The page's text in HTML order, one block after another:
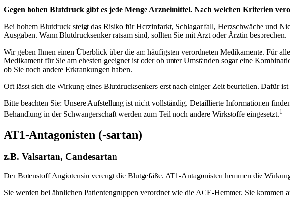
Gegen hohen Blutdruck gibt es jede Menge Arzneimittel. Nach welchen Kriterien
Bei hohem Blutdruck steigt das Risiko für Herzinfarkt, Schlaganfall, Herzschwäche und
Ausgaben. Wann Blutdrucksenker ratsam sind, sollten Sie mit Arzt oder Ärztin besprechen.
Wir geben Ihnen einen Überblick über die am häufigsten verordneten Medikamente. Für
Medikament für Sie am ehesten geeignet ist oder ob unter Umständen sogar eine
ob Sie noch andere Erkrankungen haben.
Oft lässt sich die Wirkung eines Blutdrucksenkers erst nach einiger Zeit beurteilen. Dafür
Bitte beachten Sie: Unsere Aufstellung ist nicht vollständig. Detaillierte Informationen
Behandlung in der Schwangerschaft werden zum Teil noch andere Wirkstoffe eingesetzt.1
AT1-Antagonisten (-sartan)
z.B. Valsartan, Candesartan
Der Botenstoff Angiotensin verengt die Blutgefäße. AT1-Antagonisten hemmen die
Sie werden bei ähnlichen Patien­tengruppen verordnet wie die ACE-Hemmer. Sie